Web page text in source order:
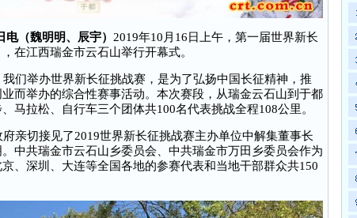
（魏明明、辰宇） 2019年10月16日上午，第一届世界新长
在江西瑞金市云石山举行开幕式。
们举办世界新长征挑战赛，是为了弘扬中国长征精神，推
而举办的综合性赛事活动。本次赛段，从瑞金云石山到于都
马拉松、自行车三个团体共100名代表挑战全程108公里。
亲切接见了2019世界新长征挑战赛主办单位中解集董事长
中共瑞金市云石山乡委员会、中共瑞金市万田乡委员会作为
、深圳、大连等全国各地的参赛代表和当地干部群众共150